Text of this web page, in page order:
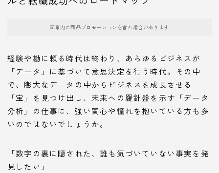
記事内に商品プロモーションを含む場合があります
経験や勘に頼る時代は終わり、あらゆるビジネスが
「データ」に基づいて意思決定を行う時代。その中
で、膨大なデータの中からビジネスを成長させる
「宝」を見つけ出し、未来への羅針盤を示す「データ
分析」の仕事に、強い関心や憧れを抱いている方も多
いのではないでしょうか。
「数字の裏に隠された、誰も気づいていない事実を発
見したい」